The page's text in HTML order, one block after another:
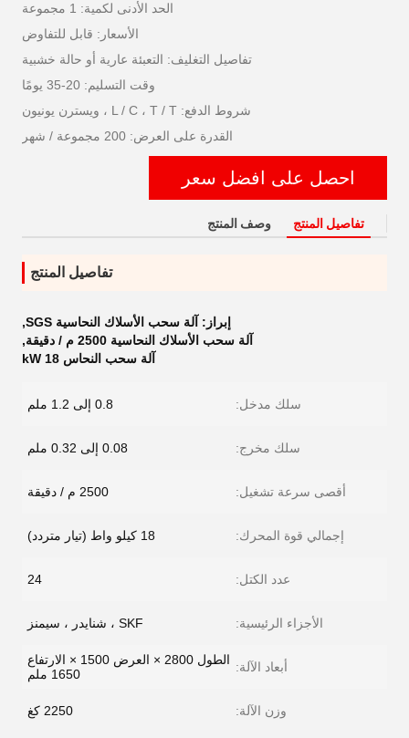
الحد الأدنى لكمية: 1 مجموعة
الأسعار: قابل للتفاوض
تفاصيل التغليف: التعبئة عارية أو حالة خشبية
وقت التسليم: 20-35 يومًا
شروط الدفع: L / C ، T / T ، ويسترن يونيون
القدرة على العرض: 200 مجموعة / شهر
احصل على افضل سعر
تفاصيل المنتج وصف المنتج
تفاصيل المنتج
إبراز: آلة سحب الأسلاك النحاسية SGS
,
آلة سحب الأسلاك النحاسية 2500 م / دقيقة
,
آلة سحب النحاس 18 kW
سلك مدخل: 0.8 إلى 1.2 ملم
سلك مخرج: 0.08 إلى 0.32 ملم
أقصى سرعة تشغيل: 2500 م / دقيقة
إجمالي قوة المحرك: 18 كيلو واط (تيار متردد)
عدد الكتل: 24
الأجزاء الرئيسية: SKF ، شنايدر ، سيمنز
أبعاد الآلة:
الطول 2800 × العرض 1500 × الارتفاع
1650 ملم
وزن الآلة: 2250 كغ